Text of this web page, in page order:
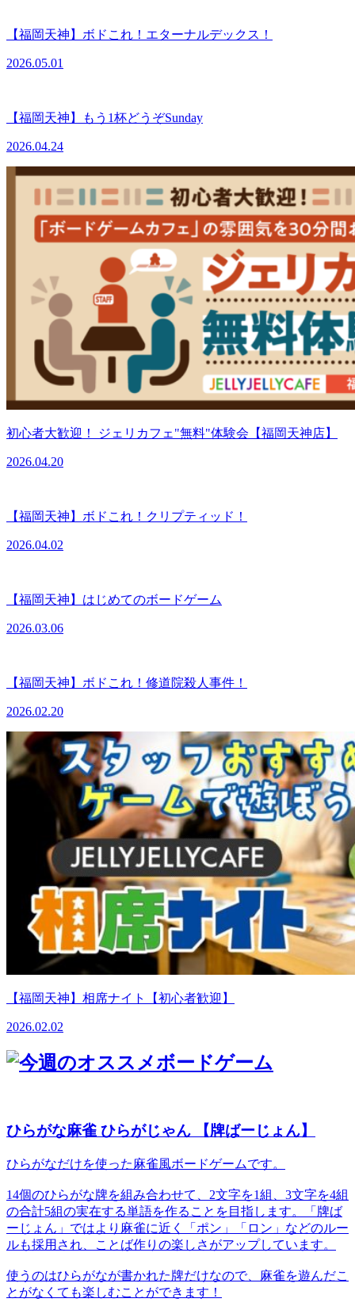
【福岡天神】ボドこれ！エターナルデックス！
2026.05.01
【福岡天神】もう1杯どうぞSunday
2026.04.24
初心者大歓迎！ ジェリカフェ"無料"体験会【福岡天神店】
2026.04.20
【福岡天神】ボドこれ！クリプティッド！
2026.04.02
【福岡天神】はじめてのボードゲーム
2026.03.06
【福岡天神】ボドこれ！修道院殺人事件！
2026.02.20
【福岡天神】相席ナイト【初心者歓迎】
2026.02.02
ひらがな麻雀 ひらがじゃん 【牌ばーじょん】
ひらがなだけを使った麻雀風ボードゲームです。
14個のひらがな牌を組み合わせて、2文字を1組、3文字を4組
の合計5組の実在する単語を作ることを目指します。「牌ば
ーじょん」ではより麻雀に近く「ポン」「ロン」などのルー
ルも採用され、ことば作りの楽しさがアップしています。
使うのはひらがなが書かれた牌だけなので、麻雀を遊んだこ
とがなくても楽しむことができます！